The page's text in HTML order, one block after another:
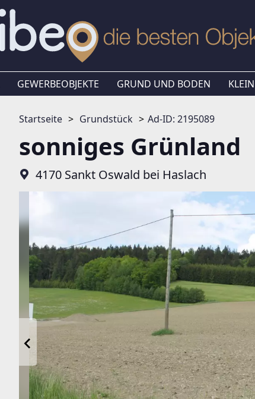
GEWERBEOBJEKTE GRUND UND BODEN
Startseite Grundstück Ad-ID: 2195089
sonniges Grünland
4170 Sankt Oswald bei Haslach